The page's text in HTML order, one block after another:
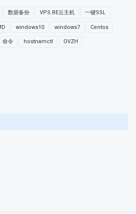
数据备份 VPS.RE云主机 一键SSL
windows10 windows7 Centos
命令 hostnamctl OVZH